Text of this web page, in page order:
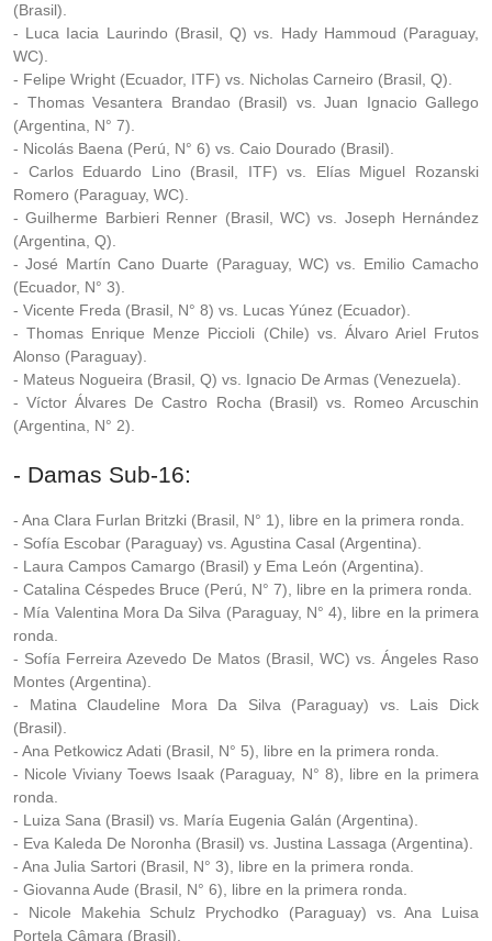
(Brasil).
- Luca Iacia Laurindo (Brasil, Q) vs. Hady Hammoud (Paraguay,
WC).
- Felipe Wright (Ecuador, ITF) vs. Nicholas Carneiro (Brasil, Q).
- Thomas Vesantera Brandao (Brasil) vs. Juan Ignacio Gallego
(Argentina, N° 7).
- Nicolás Baena (Perú, N° 6) vs. Caio Dourado (Brasil).
- Carlos Eduardo Lino (Brasil, ITF) vs. Elías Miguel Rozanski
Romero (Paraguay, WC).
- Guilherme Barbieri Renner (Brasil, WC) vs. Joseph Hernández
(Argentina, Q).
- José Martín Cano Duarte (Paraguay, WC) vs. Emilio Camacho
(Ecuador, N° 3).
- Vicente Freda (Brasil, N° 8) vs. Lucas Yúnez (Ecuador).
- Thomas Enrique Menze Piccioli (Chile) vs. Álvaro Ariel Frutos
Alonso (Paraguay).
- Mateus Nogueira (Brasil, Q) vs. Ignacio De Armas (Venezuela).
- Víctor Álvares De Castro Rocha (Brasil) vs. Romeo Arcuschin
(Argentina, N° 2).
- Damas Sub-16:
- Ana Clara Furlan Britzki (Brasil, N° 1), libre en la primera ronda.
- Sofía Escobar (Paraguay) vs. Agustina Casal (Argentina).
- Laura Campos Camargo (Brasil) y Ema León (Argentina).
- Catalina Céspedes Bruce (Perú, N° 7), libre en la primera ronda.
- Mía Valentina Mora Da Silva (Paraguay, N° 4), libre en la primera
ronda.
- Sofía Ferreira Azevedo De Matos (Brasil, WC) vs. Ángeles Raso
Montes (Argentina).
- Matina Claudeline Mora Da Silva (Paraguay) vs. Lais Dick
(Brasil).
- Ana Petkowicz Adati (Brasil, N° 5), libre en la primera ronda.
- Nicole Viviany Toews Isaak (Paraguay, N° 8), libre en la primera
ronda.
- Luiza Sana (Brasil) vs. María Eugenia Galán (Argentina).
- Eva Kaleda De Noronha (Brasil) vs. Justina Lassaga (Argentina).
- Ana Julia Sartori (Brasil, N° 3), libre en la primera ronda.
- Giovanna Aude (Brasil, N° 6), libre en la primera ronda.
- Nicole Makehia Schulz Prychodko (Paraguay) vs. Ana Luisa
Portela Câmara (Brasil).